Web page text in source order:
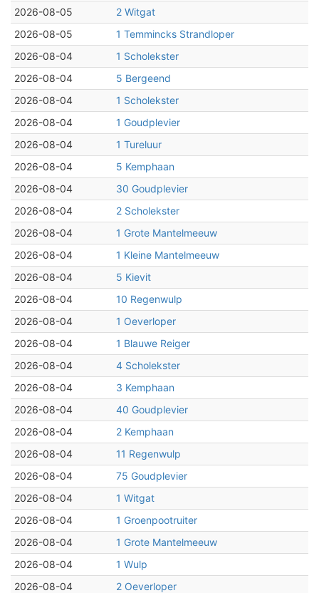
2026-08-05
2 Witgat
2026-08-05
1 Temmincks Strandloper
2026-08-04
1 Scholekster
2026-08-04
5 Bergeend
2026-08-04
1 Scholekster
2026-08-04
1 Goudplevier
2026-08-04
1 Tureluur
2026-08-04
5 Kemphaan
2026-08-04
30 Goudplevier
2026-08-04
2 Scholekster
2026-08-04
1 Grote Mantelmeeuw
2026-08-04
1 Kleine Mantelmeeuw
2026-08-04
5 Kievit
2026-08-04
10 Regenwulp
2026-08-04
1 Oeverloper
2026-08-04
1 Blauwe Reiger
2026-08-04
4 Scholekster
2026-08-04
3 Kemphaan
2026-08-04
40 Goudplevier
2026-08-04
2 Kemphaan
2026-08-04
11 Regenwulp
2026-08-04
75 Goudplevier
2026-08-04
1 Witgat
2026-08-04
1 Groenpootruiter
2026-08-04
1 Grote Mantelmeeuw
2026-08-04
1 Wulp
2026-08-04
2 Oeverloper